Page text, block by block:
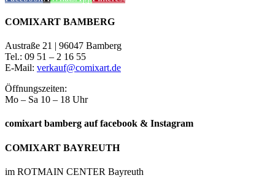
COMIXART BAMBERG
Austraße 21 | 96047 Bamberg
Tel.: 09 51 – 2 16 55
E-Mail: verkauf@comixart.de
Öffnungszeiten:
Mo – Sa 10 – 18 Uhr
comixart bamberg auf facebook & Instagram
COMIXART BAYREUTH
im ROTMAIN CENTER Bayreuth